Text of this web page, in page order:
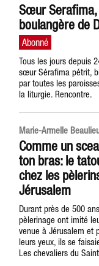
Sœur Serafima,
boulangère de
Tous les jours depuis
sœur Sérafima pétrit,
par toutes les
la liturgie. Rencontre.
Marie-Armelle
Comme un
ton bras: le
chez les
Jérusalem
Durant près de 500
pèlerinage ont imité
venue à Jérusalem et
leurs yeux, ils se
Les chevaliers du